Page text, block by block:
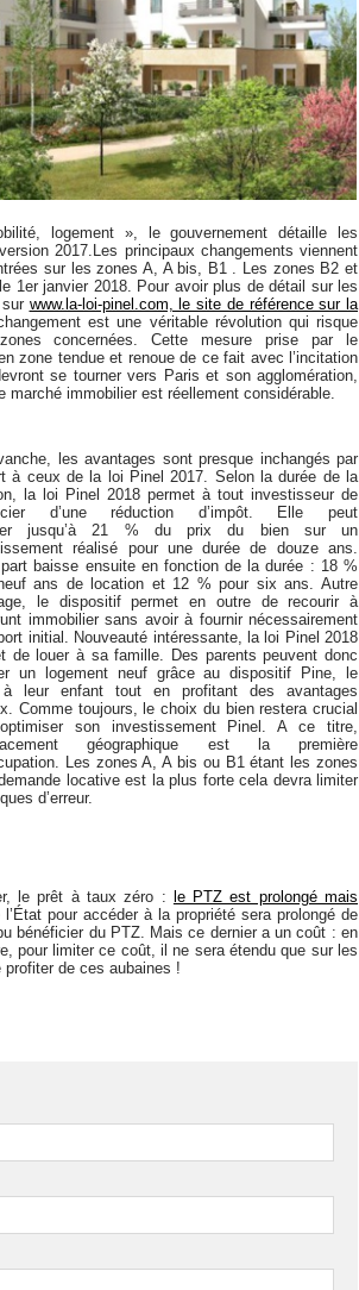
logement », le gouvernement détaille les
2017.Les principaux changements viennent
sur les zones A, A bis, B1 . Les zones B2 et
1er janvier 2018. Pour avoir plus de détail sur les
www.la-loi-pinel.com, le site de référence sur la
est une véritable révolution qui risque
concernées. Cette mesure prise par le
zone tendue et renoue de ce fait avec l’incitation
se tourner vers Paris et son agglomération,
immobilier est réellement considérable.
les avantages sont presque inchangés par
à ceux de la loi Pinel 2017. Selon la durée de la
la loi Pinel 2018 permet à tout investisseur de
d’une réduction d’impôt. Elle peut
jusqu’à 21 % du prix du bien sur un
réalisé pour une durée de douze ans.
baisse ensuite en fonction de la durée : 18 %
ans de location et 12 % pour six ans. Autre
le dispositif permet en outre de recourir à
immobilier sans avoir à fournir nécessairement
initial. Nouveauté intéressante, la loi Pinel 2018
de louer à sa famille. Des parents peuvent donc
un logement neuf grâce au dispositif Pine, le
à leur enfant tout en profitant des avantages
Comme toujours, le choix du bien restera crucial
son investissement Pinel. A ce titre,
géographique est la première
Les zones A, A bis ou B1 étant les zones
locative est la plus forte cela devra limiter
d’erreur.
le prêt à taux zéro :
le PTZ est prolongé mais
pour accéder à la propriété sera prolongé de
bénéficier du PTZ. Mais ce dernier a un coût : en
pour limiter ce coût, il ne sera étendu que sur les
de ces aubaines !